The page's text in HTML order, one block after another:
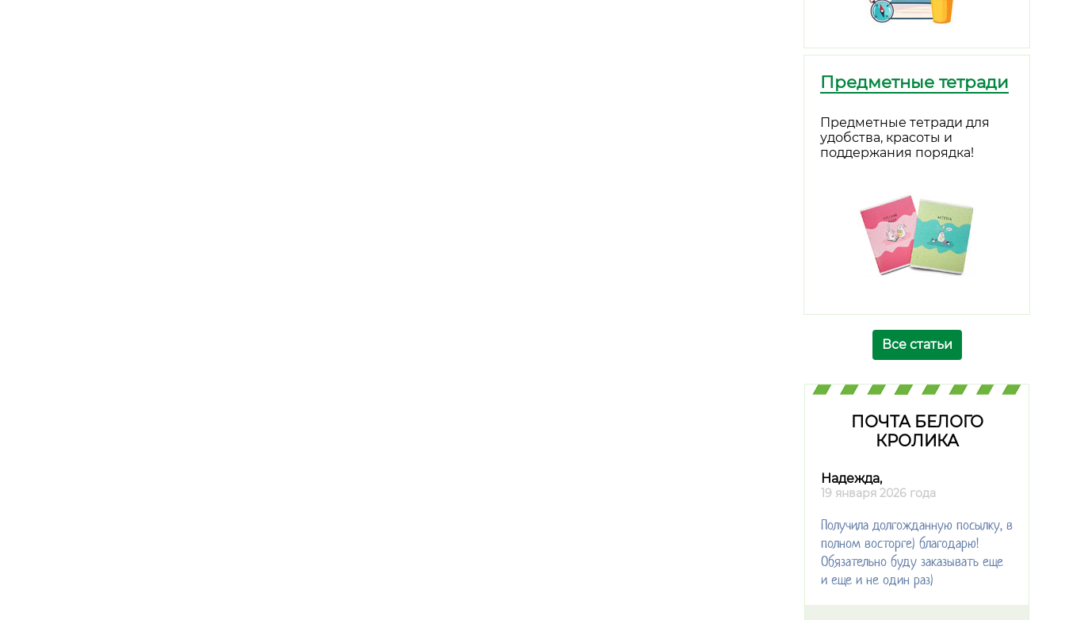
Предметные тетради
Предметные тетради для
удобства, красоты и
поддержания порядка!
Все статьи
ПОЧТА БЕЛОГО
КРОЛИКА
Надежда,
19 января 2026 года
Получила долгожданную посылку, в
полном восторге) благодарю!
Обязательно буду заказывать еще
и еще и не один раз)